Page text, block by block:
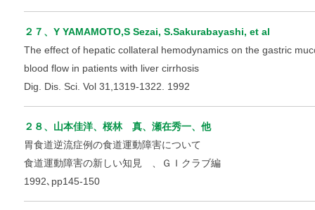
２７、Y YAMAMOTO,S Sezai, S.Sakurabayashi, et al
The effect of hepatic collateral hemodynamics on the gastric
blood flow in patients with liver cirrhosis
Dig. Dis. Sci. Vol 31,1319-1322. 1992
２８、山本佳洋、桜林 真、瀬在秀一、他
胃食道逆流症例の食道運動障害について
食道運動障害の新しい知見 、ＧＩクラブ編
1992､pp145-150